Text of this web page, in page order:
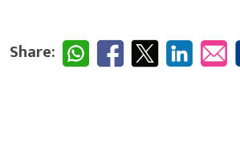
Share: